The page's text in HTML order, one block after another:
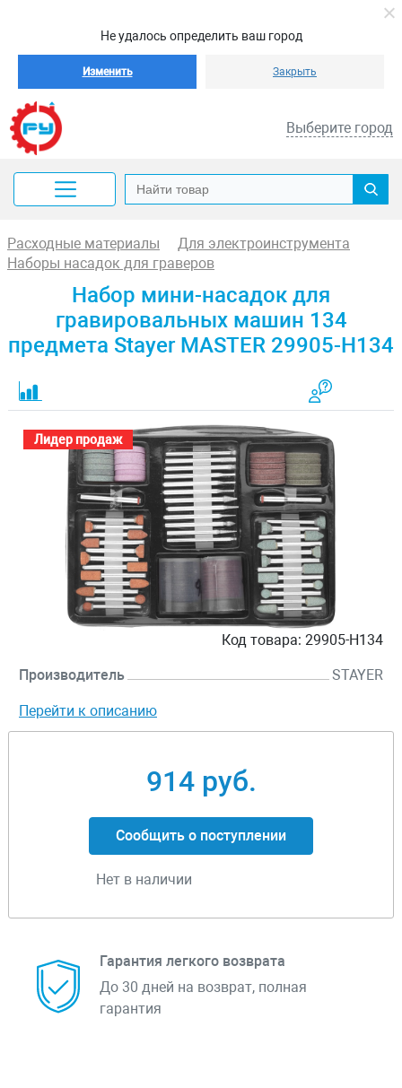
Не удалось определить ваш город
Изменить Закрыть
Выберите город
Расходные материалы
Для электроинструмента
Наборы насадок для граверов
Набор мини-насадок для
гравировальных машин 134
предмета Stayer MASTER 29905-H134
Лидер продаж
Код товара: 29905-H134
Производитель STAYER
Перейти к описанию
914 руб.
Сообщить о поступлении
Нет в наличии
Гарантия легкого возврата
До 30 дней на возврат, полная
гарантия